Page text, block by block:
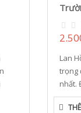
Lan
trọng
nhất.